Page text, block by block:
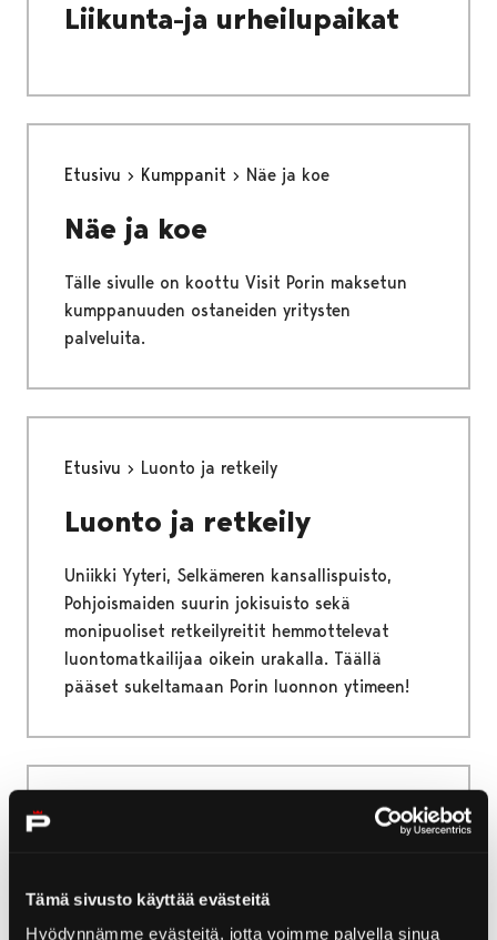
Tämä sivusto käyttää evästeitä
Hyödynnämme evästeitä, jotta voimme palvella sinua
Liikunta-ja urheilupaikat
Etusivu Kumppanit Näe ja koe
Näe ja koe
Tälle sivulle on koottu Visit Porin maksetun
kumppanuuden ostaneiden yritysten
palveluita.
Etusivu Luonto ja retkeily
Luonto ja retkeily
Uniikki Yyteri, Selkämeren kansallispuisto,
Pohjoismaiden suurin jokisuisto sekä
monipuoliset retkeilyreitit hemmottelevat
luontomatkailijaa oikein urakalla. Täällä
pääset sukeltamaan Porin luonnon ytimeen!